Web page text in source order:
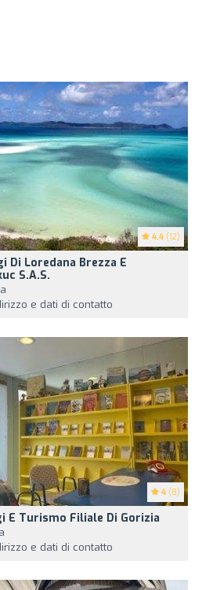
4.4 (12)
Di Loredana Brezza E
S.a.s.
e dati di contatto
4 (8)
E Turismo Filiale Di Gorizia
e dati di contatto